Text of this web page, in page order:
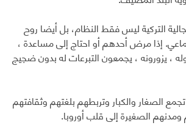
التركية ليس فقط النظام، بل أيضا روح
إذا مرض أحدهم أو احتاج إلى مساعدة ،
، يزورونه ، يجمعون التبرعات له بدون ضجيج
تجمع الصغار والكبار وتربطهم بلغتهم وثقافتهم
ومدنهم الصغيرة إلى قلب أوروبا.